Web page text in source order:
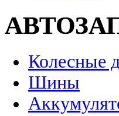
Колесные
Шины